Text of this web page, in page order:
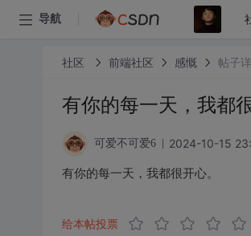
导航
社区 前端社区 感慨 帖子
有你的每一天，我都很
可爱不可爱6 2024-10-15
有你的每一天，我都很开心。
给本帖投票